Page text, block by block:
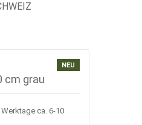
NEU
cm grau
ca. 6-10